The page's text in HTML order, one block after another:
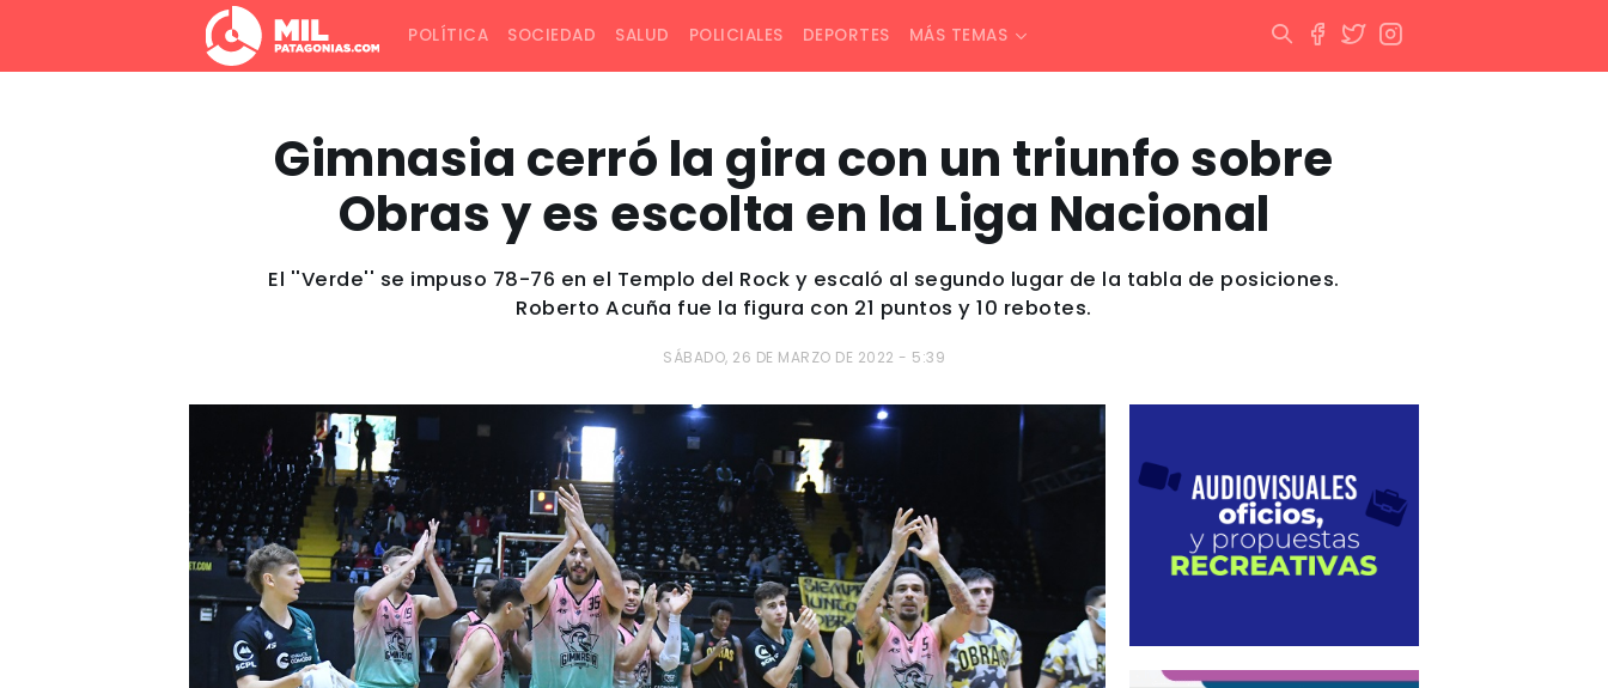
POLÍTICA SOCIEDAD SALUD POLICIALES DEPORTES MÁS TEMAS
Gimnasia cerró la gira con un triunfo sobre
Obras y es escolta en la Liga Nacional
El ''Verde'' se impuso 78-76 en el Templo del Rock y escaló al segundo lugar de la tabla de posiciones.
Roberto Acuña fue la figura con 21 puntos y 10 rebotes.
SÁBADO, 26 DE MARZO DE 2022 - 5:39